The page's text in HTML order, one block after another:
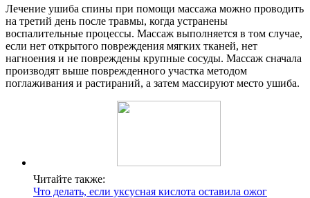
Лечение ушиба спины при помощи массажа можно проводить
на третий день после травмы, когда устранены
воспалительные процессы. Массаж выполняется в том случае,
если нет открытого повреждения мягких тканей, нет
нагноения и не повреждены крупные сосуды. Массаж сначала
производят выше поврежденного участка методом
поглаживания и растираний, а затем массируют место ушиба.
Читайте также:
Что делать, если уксусная кислота оставила ожог